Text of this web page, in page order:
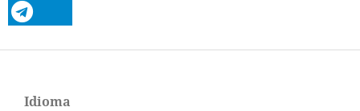
Idioma